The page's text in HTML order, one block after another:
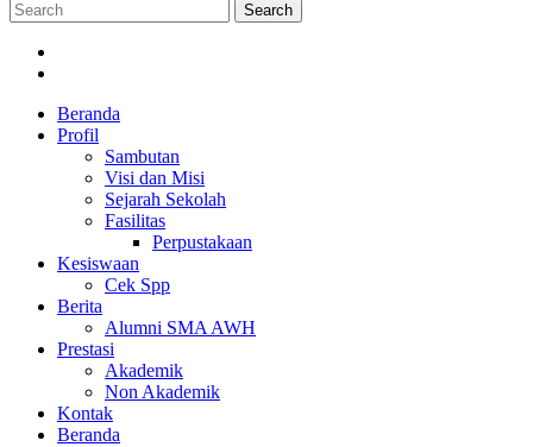
Search
Beranda
Profil
Sambutan
Visi dan Misi
Sejarah Sekolah
Fasilitas
Perpustakaan
Kesiswaan
Cek Spp
Berita
Alumni SMA AWH
Prestasi
Akademik
Non Akademik
Kontak
Beranda